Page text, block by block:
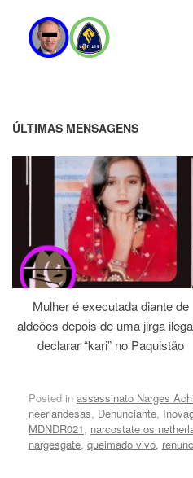
ÚLTIMAS MENSAGENS
Mulher é executada diante de
aldeões depois de uma jirga
declarar “kari” no Paquistão
Posted in assassinato Narges
neerlandesas, Denunciante,
MDNDR021, narcostate os
nargesgate, queimado vivo,